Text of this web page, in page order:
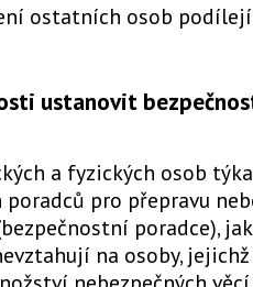
ostatních osob
ustanovit
a fyzických osob
pro přepravu
poradce),
na osoby,